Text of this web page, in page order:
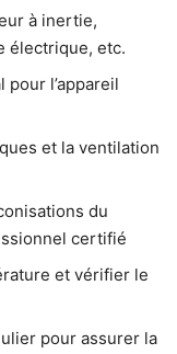
à inertie,
électrique, etc.
pour l’appareil
et la ventilation
du
certifié
et vérifier le
pour assurer la